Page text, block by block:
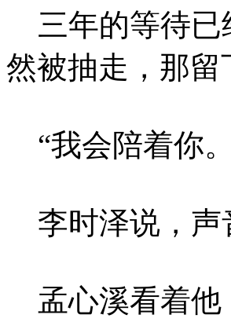
三年的等待已
然被抽走，那
“我会陪着你
李时泽说，声
孟心溪看着他